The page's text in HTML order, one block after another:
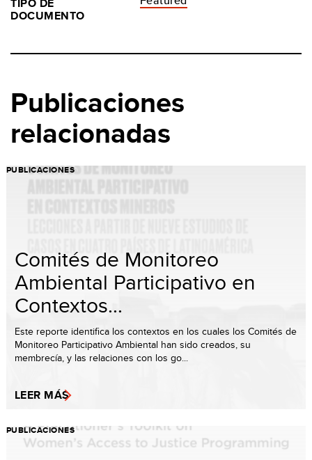
DOCUMENTO
Publicaciones
relacionadas
PUBLICACIONES
Comités de Monitoreo
Ambiental Participativo en
Contextos...
Este reporte identifica los contextos en los cuales los Comités de
Monitoreo Participativo Ambiental han sido creados, su
membrecía, y las relaciones con los go...
LEER MÁS
PUBLICACIONES